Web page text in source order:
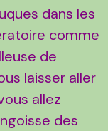
dans les
comme
de
laisser aller
allez
des